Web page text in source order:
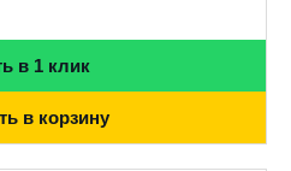
в 1 клик
в корзину